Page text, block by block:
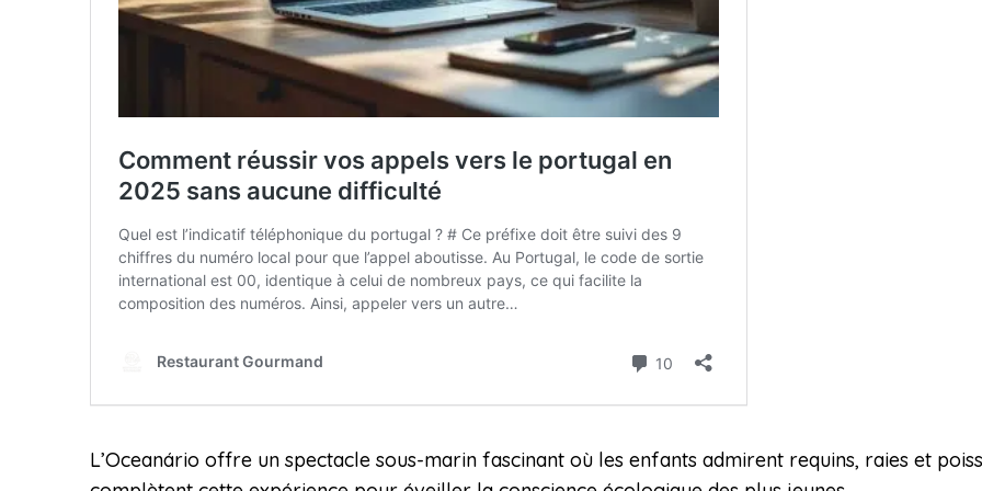
L’Oceanário offre un spectacle sous-marin fascinant où les enfants admirent requins, raies et